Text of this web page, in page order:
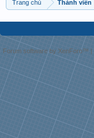
Trang chủ Thành viên
Forum software by XenForo™ |